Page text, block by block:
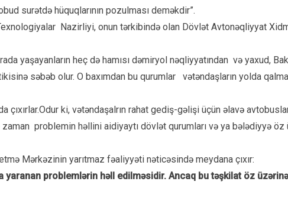
surətdə hüquqlarının pozulması deməkdir”.
Nazirliyi, onun tərkibində olan Dövlət Avtonəqliyyat
yaşayanların heç də hamısı dəmiryol nəqliyyatından və yaxud,
səbəb olur. O baxımdan bu qurumlar vətəndaşların yolda
ki, vətəndaşalrın rahat gediş-gəlişi üçün əlavə
problemin həllini aidiyaytı dövlət qurumları və ya bələdiyyə öz
Mərkəzinin yarıtmaz fəaliyyəti nəticəsində meydana çıxır:
problemlərin həll edilməsidir. Ancaq bu təşkilat öz